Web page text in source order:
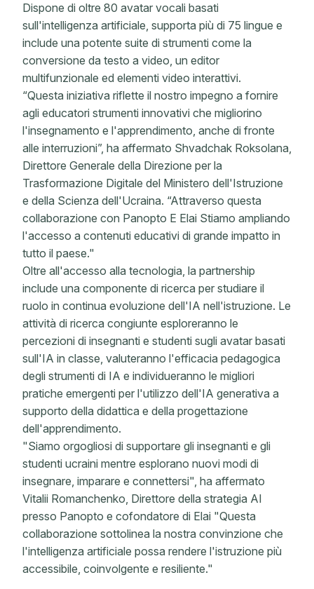
Dispone di oltre 80 avatar vocali basati
sull'intelligenza artificiale, supporta più di 75 lingue e
include una potente suite di strumenti come la
conversione da testo a video, un editor
multifunzionale ed elementi video interattivi.
“Questa iniziativa riflette il nostro impegno a fornire
agli educatori strumenti innovativi che migliorino
l'insegnamento e l'apprendimento, anche di fronte
alle interruzioni”, ha affermato Shvadchak Roksolana,
Direttore Generale della Direzione per la
Trasformazione Digitale del Ministero dell'Istruzione
e della Scienza dell'Ucraina. “Attraverso questa
collaborazione con Panopto E Elai Stiamo ampliando
l'accesso a contenuti educativi di grande impatto in
tutto il paese."
Oltre all'accesso alla tecnologia, la partnership
include una componente di ricerca per studiare il
ruolo in continua evoluzione dell'IA nell'istruzione. Le
attività di ricerca congiunte esploreranno le
percezioni di insegnanti e studenti sugli avatar basati
sull'IA in classe, valuteranno l'efficacia pedagogica
degli strumenti di IA e individueranno le migliori
pratiche emergenti per l'utilizzo dell'IA generativa a
supporto della didattica e della progettazione
dell'apprendimento.
"Siamo orgogliosi di supportare gli insegnanti e gli
studenti ucraini mentre esplorano nuovi modi di
insegnare, imparare e connettersi", ha affermato
Vitalii Romanchenko, Direttore della strategia AI
presso Panopto e cofondatore di Elai "Questa
collaborazione sottolinea la nostra convinzione che
l'intelligenza artificiale possa rendere l'istruzione più
accessibile, coinvolgente e resiliente."